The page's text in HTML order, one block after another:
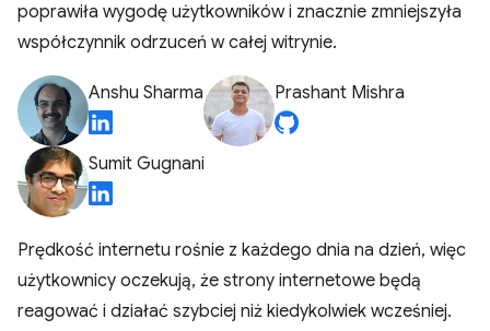
poprawiła wygodę użytkowników i znacznie zmniejszyła
współczynnik odrzuceń w całej witrynie.
Anshu Sharma Prashant Mishra
Sumit Gugnani
Prędkość internetu rośnie z każdego dnia na dzień, więc
użytkownicy oczekują, że strony internetowe będą
reagować i działać szybciej niż kiedykolwiek wcześniej.